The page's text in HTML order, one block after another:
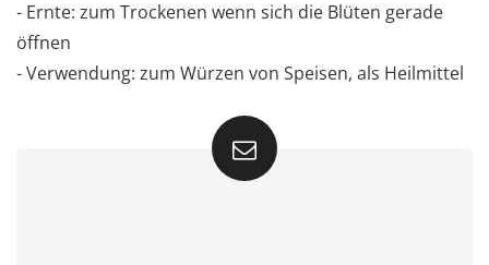
- Ernte: zum Trockenen wenn sich die Blüten gerade
öffnen
- Verwendung: zum Würzen von Speisen, als Heilmittel